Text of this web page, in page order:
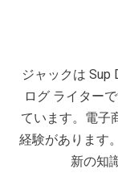
ジャックは Sup
ログ ライター
ています。電子
経験があります
新の知